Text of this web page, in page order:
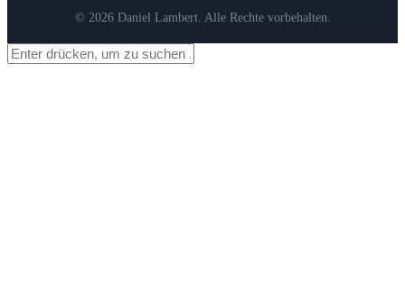
© 2026 Daniel Lambert. Alle Rechte vorbehalten.